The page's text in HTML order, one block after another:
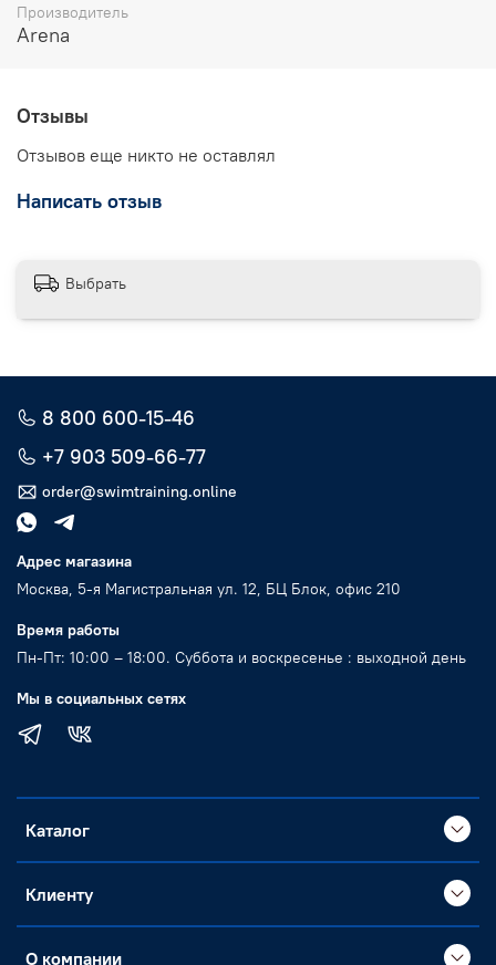
Производитель
Arena
Отзывы
Отзывов еще никто не оставлял
Написать отзыв
Выбрать
8 800 600-15-46
+7 903 509-66-77
order@swimtraining.online
Адрес магазина
Москва, 5-я Магистральная ул. 12, БЦ Блок, офис 210
Время работы
Пн-Пт: 10:00 – 18:00. Суббота и воскресенье : выходной день
Мы в социальных сетях
Каталог
Клиенту
О компании